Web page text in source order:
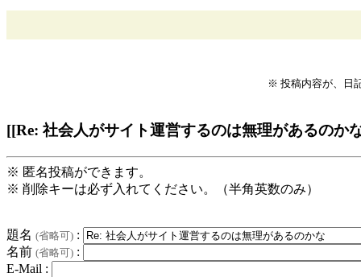
※ 投稿内容が、日
[[Re: 社会人がサイト運営するのは無理があるのか
※ 匿名投稿ができます。
※ 削除キーは必ず入れてください。（半角英数のみ）
題名 (省略可) :
名前 (省略可) :
E-Mail :